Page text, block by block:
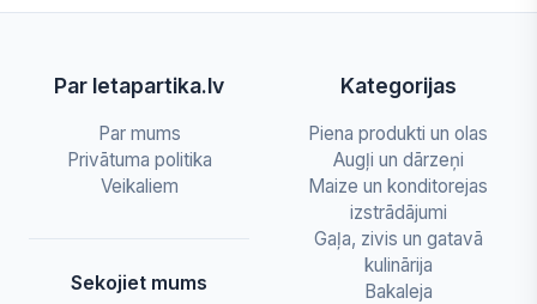
Par letapartika.lv
Par mums
Privātuma politika
Veikaliem
Sekojiet mums
Kategorijas
Piena produkti un olas
Augļi un dārzeņi
Maize un konditorejas
izstrādājumi
Gaļa, zivis un gatavā
kulinārija
Bakaleja